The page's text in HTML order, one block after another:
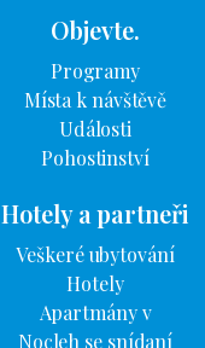
VYHLEDÁVÁNÍ UBYTOVÁNÍ
Objevte.
Programy
Místa k návštěvě
Události
Pohostinství
Hotely a partneři
Veškeré ubytování
Hotely
Apartmány v
Nocleh se snídaní